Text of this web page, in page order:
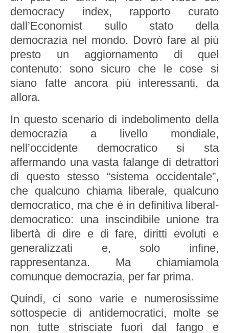
democracy index, rapporto curato
dall’Economist sullo stato della
democrazia nel mondo. Dovrò fare al più
presto un aggiornamento di quel
contenuto: sono sicuro che le cose si
siano fatte ancora più interessanti, da
allora.
In questo scenario di indebolimento della
democrazia a livello mondiale,
nell’occidente democratico si sta
affermando una vasta falange di detrattori
di questo stesso “sistema occidentale”,
che qualcuno chiama liberale, qualcuno
democratico, ma che è in definitiva liberal-
democratico: una inscindibile unione tra
libertà di dire e di fare, diritti evoluti e
generalizzati e, solo infine,
rappresentanza. Ma chiamiamola
comunque democrazia, per far prima.
Quindi, ci sono varie e numerosissime
sottospecie di antidemocratici, molte se
non tutte strisciate fuori dal fango e